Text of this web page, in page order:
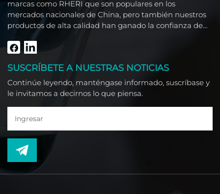
marcas como RHERI que son populares en los
mercados nacionales de China, pero también nuestros
productos de alta calidad han ganado la confianza de
clientes extranjeros como el Sudeste Asiático, Medio
Oriente, América del Sur, África y América del Norte.
SUSCRÍBETE A NUESTRAS NOTICIAS
Continúe leyendo, manténgase informado, suscríbase y
le invitamos a decirnos lo que piensa.